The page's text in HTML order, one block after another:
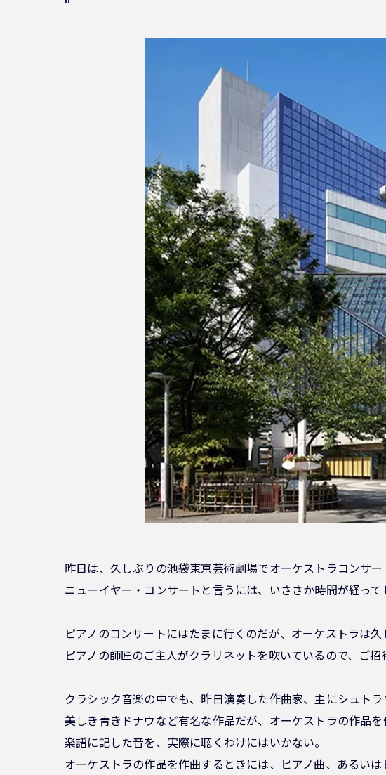
昨日は、久しぶりの池袋東京芸術劇場でオーケストラコンサー
ニューイヤー・コンサートと言うには、いささか時間が経っ
ピアノのコンサートにはたまに行くのだが、オーケストラは久
ピアノの師匠のご主人がクラリネットを吹いているので、ご招
クラシック音楽の中でも、昨日演奏した作曲家、主にシュト
美しき青きドナウなど有名な作品だが、オーケストラの作品
楽譜に記した音を、実際に聴くわけにはいかない。
オーケストラの作品を作曲するときには、ピアノ曲、あるい